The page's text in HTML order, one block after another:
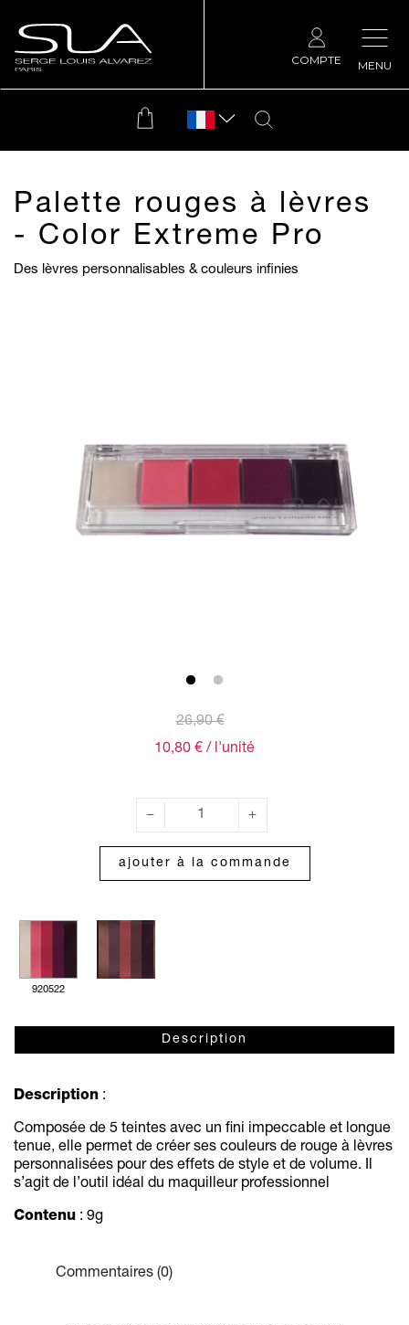
MENU
COMPTE
Palette rouges à lèvres
- Color Extreme Pro
Des lèvres personnalisables & couleurs infinies
26,90 €
10,80 €/ l'unité
ajouter à la commande
920522
Description
Description :
Composée de 5 teintes avec un fini impeccable et longue
tenue, elle permet de créer ses couleurs de rouge à lèvres
personnalisées pour des effets de style et de volume. Il
s’agit de l’outil idéal du maquilleur professionnel
Contenu : 9g
Commentaires (0)